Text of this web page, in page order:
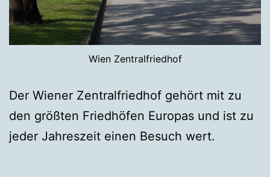
Wien Zentralfriedhof
Der Wiener Zentralfriedhof gehört mit zu
den größten Friedhöfen Europas und ist zu
jeder Jahreszeit einen Besuch wert.